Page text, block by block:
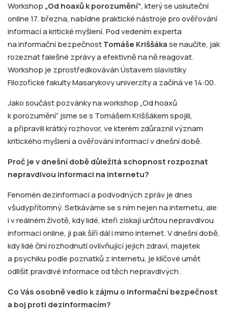
Workshop „Od hoaxů k porozumění“, který se uskuteční
online 17. března, nabídne praktické nástroje pro ověřování
informací a kritické myšlení. Pod vedením experta
na informační bezpečnostTomáše Kriššákase naučíte, jak
rozeznat falešné zprávy a efektivně na ně reagovat.
Workshop je zprostředkováván Ústavem slavistiky
Filozofické fakulty Masarykovy univerzity a začíná ve 14:00.
Jako součást pozvánky na workshop „Od hoaxů
k porozumění“ jsme se s Tomášem Kriššákem spojili,
a připravili krátký rozhovor, ve kterém zdůraznil význam
kritického myšlení a ověřování informací v dnešní době.
Proč je v dnešní době důležitá schopnost rozpoznat
nepravdivou informaci na internetu?
Fenomén dezinformací a podvodných zpráv je dnes
všudypřítomný. Setkáváme se s ním nejen na internetu, ale
i v reálném životě, kdy lidé, kteří získají určitou nepravdivou
informaci online, ji pak šíří dál i mimo internet. V dnešní době,
kdy lidé činí rozhodnutí ovlivňující jejich zdraví, majetek
a psychiku podle poznatků z internetu, je klíčové umět
odlišit pravdivé informace od těch nepravdivých.
Co Vás osobně vedlo k zájmu o informační bezpečnost
a boj proti dezinformacím?